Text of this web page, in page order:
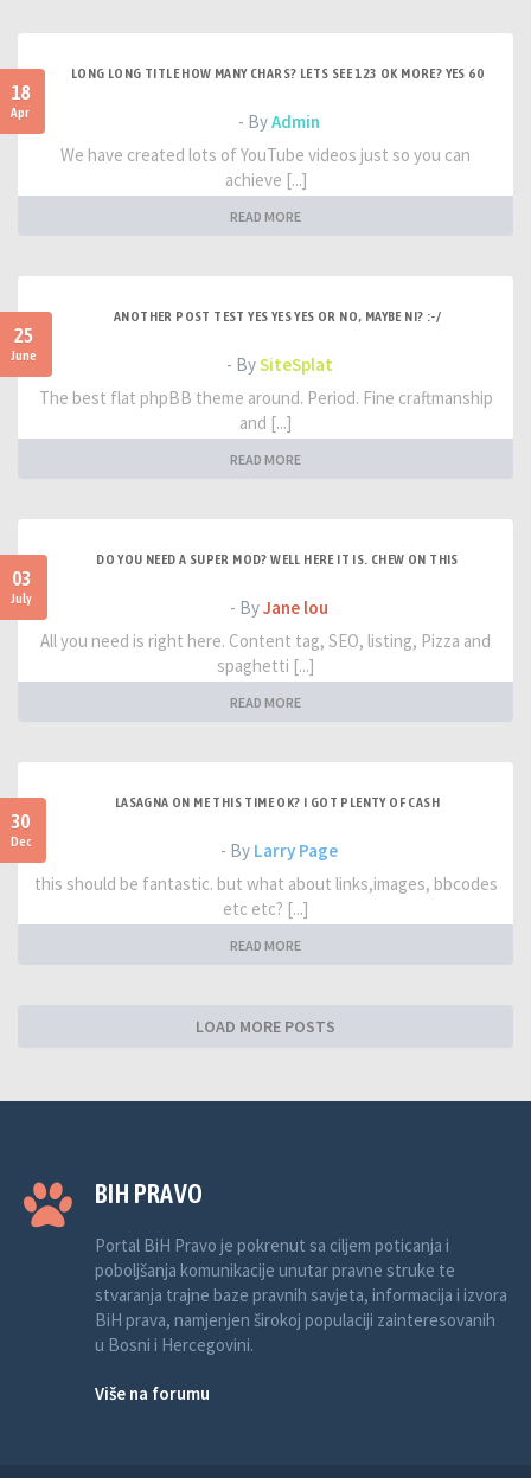
18
Apr
LONG LONG TITLE HOW MANY CHARS? LETS SEE 123 OK MORE? YES 60
- ByAdmin
We have created lots of YouTube videos just so you can
achieve [...]
READ MORE
25
June
ANOTHER POST TEST YES YES YES OR NO, MAYBE NI? :-/
- BySiteSplat
The best flat phpBB theme around. Period. Fine craftmanship
and [...]
READ MORE
03
July
DO YOU NEED A SUPER MOD? WELL HERE IT IS. CHEW ON THIS
- ByJane lou
All you need is right here. Content tag, SEO, listing, Pizza and
spaghetti [...]
READ MORE
30
Dec
LASAGNA ON ME THIS TIME OK? I GOT PLENTY OF CASH
- By Larry Page
this should be fantastic. but what about links,images, bbcodes
etc etc? [...]
READ MORE
LOAD MORE POSTS
BIH PRAVO
Portal BiH Pravo je pokrenut sa ciljem poticanja i
poboljšanja komunikacije unutar pravne struke te
stvaranja trajne baze pravnih savjeta, informacija i izvora
BiH prava, namjenjen širokoj populaciji zainteresovanih
u Bosni i Hercegovini.
Više na forumu